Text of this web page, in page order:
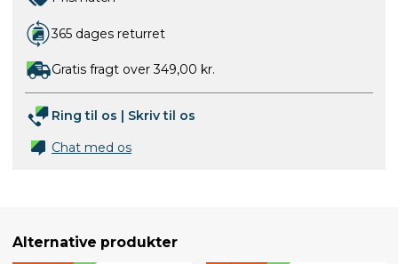
365 dages returret
Gratis fragt over 349,00 kr.
Ring til os | Skriv til os
Chat med os
Alternative produkter